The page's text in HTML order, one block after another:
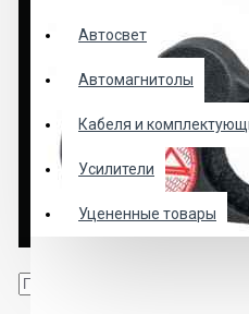
Автосвет
Автомагнитолы
Кабеля и
Усилители
Уцененные товары